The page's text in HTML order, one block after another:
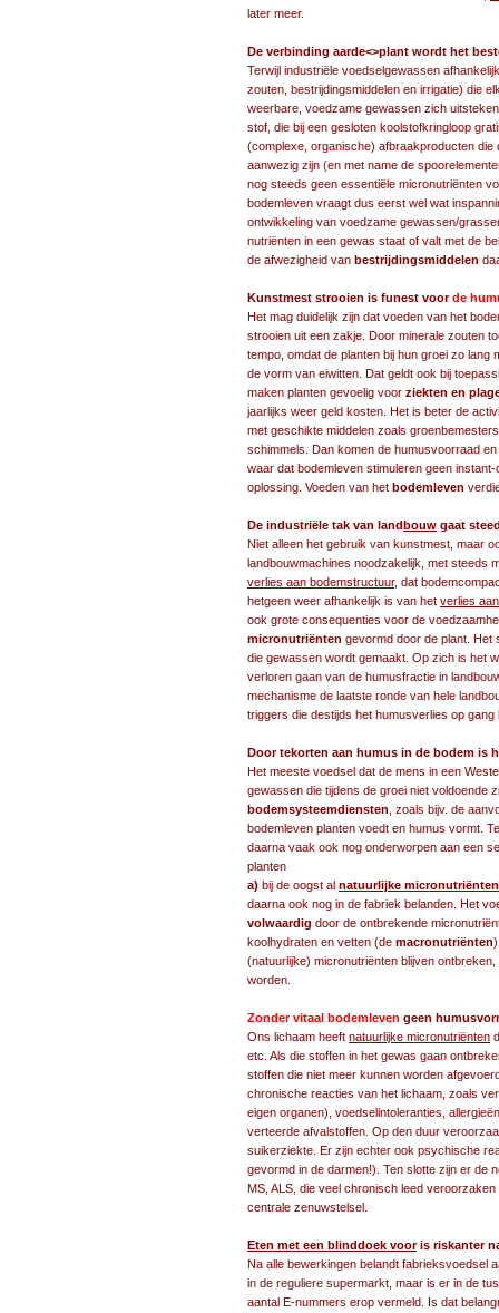
later meer.
De verbinding aarde<>plant wordt het
Terwijl industriële voedselgewassen
zouten, bestrijdingsmiddelen en irrigatie) die
weerbare, voedzame gewassen zich
stof, die bij een gesloten koolstofkringloop
(complexe, organische) afbraakproducten die
aanwezig zijn (en met name de
nog steeds geen essentiële micronutriënten
bodemleven vraagt dus eerst wel wat
ontwikkeling van voedzame gewassen/
nutriënten in een gewas staat of valt met de
de afwezigheid van bestrijdingsmiddelen
Kunstmest strooien is funest voorde
Het mag duidelijk zijn dat voeden van het
strooien uit een zakje. Door minerale zouten
tempo, omdat de planten bij hun groei zo
de vorm van eiwitten. Dat geldt ook bij
maken planten gevoelig voor ziekten en
jaarlijks weer geld kosten. Het is beter de
met geschikte middelen zoals
schimmels. Dan komen de humusvoorraad
waar dat bodemleven stimuleren geen
oplossing. Voeden van het bodemleven
De industriële tak van landbouw gaat
Niet alleen het gebruik van kunstmest, maar
landbouwmachines noodzakelijk, met steeds
verlies aan bodemstructuur, dat
hetgeen weer afhankelijk is van het verlies
ook grote consequenties voor de
micronutriënten gevormd door de plant.
die gewassen wordt gemaakt. Op zich is het
verloren gaan van de humusfractie in
mechanisme de laatste ronde van hele
triggers die destijds het humusverlies op gang
Door tekorten aan humus in de bodem is
Het meeste voedsel dat de mens in een
gewassen die tijdens de groei niet voldoende
bodemsysteemdiensten , zoals bijv. de
bodemleven planten voedt en humus vormt.
daarna vaak ook nog onderworpen aan een
planten
a) bij de oogst al natuurlijke micronutriënten
daarna ook nog in de fabriek belanden. Het
volwaardig door de ontbrekende
koolhydraten en vetten (de macronutriënten
(natuurlijke) micronutriënten blijven
worden.
Zonder vitaal bodemleven geen
Ons lichaam heeft natuurlijke micronutriënten
etc. Als die stoffen in het gewas gaan
stoffen die niet meer kunnen worden
chronische reacties van het lichaam, zoals
eigen organen), voedselintoleranties,
verteerde afvalstoffen. Op den duur
suikerziekte. Er zijn echter ook psychische
gevormd in de darmen!). Ten slotte zijn er de
MS, ALS, die veel chronisch leed
centrale zenuwstelsel.
Eten met een blinddoek vooris riskanter
Na alle bewerkingen belandt fabrieksvoedsel
in de reguliere supermarkt , maar is er in de
aantal E-nummers erop vermeld. Is dat